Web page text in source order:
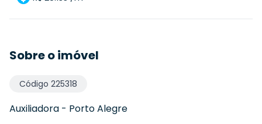
Sobre o imóvel
Código 225318
Auxiliadora - Porto Alegre